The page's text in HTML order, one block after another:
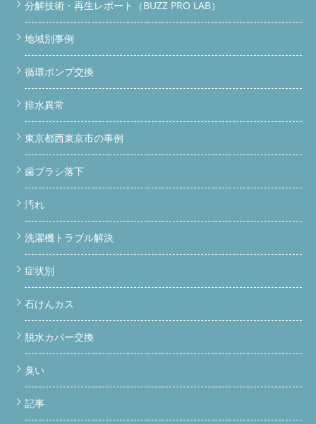
分解技術・再生レポート（BUZZ PRO LAB）
地域別事例
循環ポンプ交換
排水異常
東京都西東京市の事例
歯ブラシ落下
汚れ
洗濯機トラブル解決
症状別
石けんカス
脱水カバー交換
臭い
記事